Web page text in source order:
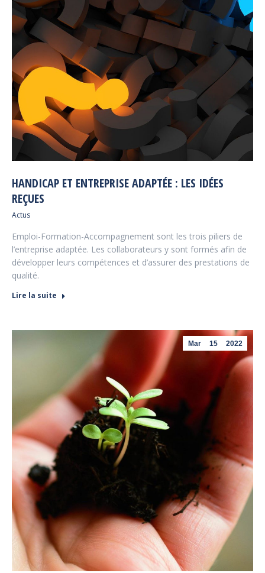
HANDICAP ET ENTREPRISE ADAPTÉE : LES IDÉES
REÇUES
Actus
Emploi-Formation-Accompagnement sont les trois piliers de
l’entreprise adaptée. Les collaborateurs y sont formés afin de
développer leurs compétences et d’assurer des prestations de
qualité.
Lire la suite
Mar 15 2022